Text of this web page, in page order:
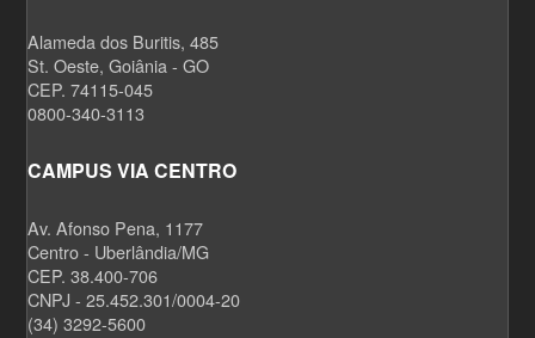
Alameda dos Buritis, 485
St. Oeste, Goiânia - GO
CEP. 74115-045
0800-340-3113
CAMPUS VIA CENTRO
Av. Afonso Pena, 1177
Centro - Uberlândia/MG
CEP. 38.400-706
CNPJ - 25.452.301/0004-20
(34) 3292-5600